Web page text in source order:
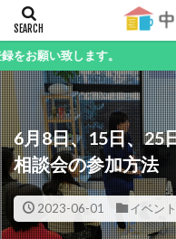
ます。
6月8日、15日、25
相談会の参加方法
2023-06-01 イベン
キーワード
カテゴリー